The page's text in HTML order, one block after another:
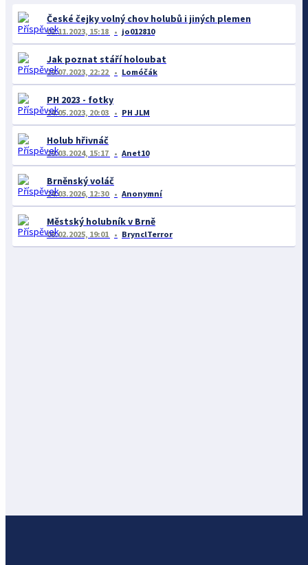
České čejky volný chov holubů i jiných plemen
02.11.2023, 15:18 jo012810
Jak poznat stáří holoubat
29.07.2023, 22:22 Lomóčák
PH 2023 - fotky
24.05.2023, 20:03 PH JLM
Holub hřivnáč
29.03.2024, 15:17 Anet10
Brněnský voláč
24.03.2026, 12:30 Anonymní
Městský holubník v Brně
08.02.2025, 19:01 BrynclTerror